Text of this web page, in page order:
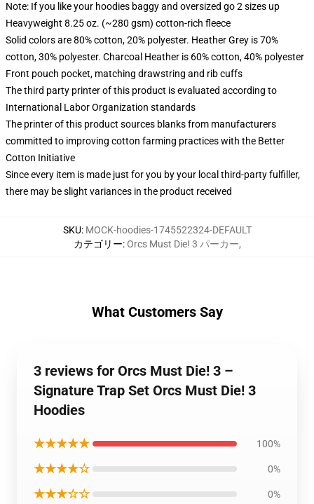
Note: If you like your hoodies baggy and oversized go 2 sizes up
Heavyweight 8.25 oz. (~280 gsm) cotton-rich fleece
Solid colors are 80% cotton, 20% polyester. Heather Grey is 70%
cotton, 30% polyester. Charcoal Heather is 60% cotton, 40% polyester
Front pouch pocket, matching drawstring and rib cuffs
The third party printer of this product is evaluated according to
International Labor Organization standards
The printer of this product sources blanks from manufacturers
committed to improving cotton farming practices with the Better
Cotton Initiative
Since every item is made just for you by your local third-party fulfiller,
there may be slight variances in the product received
SKU: MOCK-hoodies-1745522324-DEFAULT
カテゴリー:Orcs Must Die! 3 パーカー,
What Customers Say
3 reviews for Orcs Must Die! 3 –
Signature Trap Set Orcs Must Die! 3
Hoodies
★★★★★ 100%
★★★★☆ 0%
★★★☆☆ 0%